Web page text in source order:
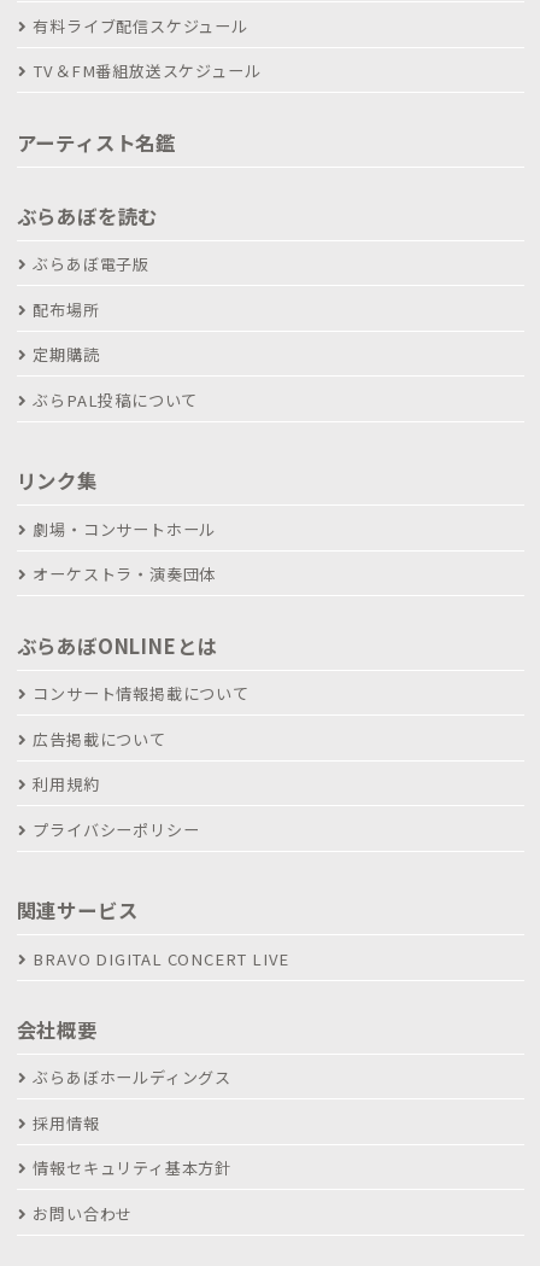
有料ライブ配信スケジュール
TV＆FM番組放送スケジュール
アーティスト名鑑
ぶらあぼを読む
ぶらあぼ電子版
配布場所
定期購読
ぶらPAL投稿について
リンク集
劇場・コンサートホール
オーケストラ・演奏団体
ぶらあぼONLINEとは
コンサート情報掲載について
広告掲載について
利用規約
プライバシーポリシー
関連サービス
BRAVO DIGITAL CONCERT LIVE
会社概要
ぶらあぼホールディングス
採用情報
情報セキュリティ基本方針
お問い合わせ